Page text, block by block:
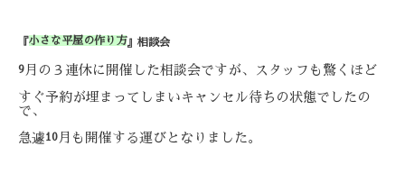
『小さな平屋の作り方』相談会
9 月の３連休に開催した相談会ですが、スタッフも驚くほど
すぐ予約が埋まってしまいキャンセル待ちの状態でしたの
で、
急遽10 月も開催する運びとなりました。